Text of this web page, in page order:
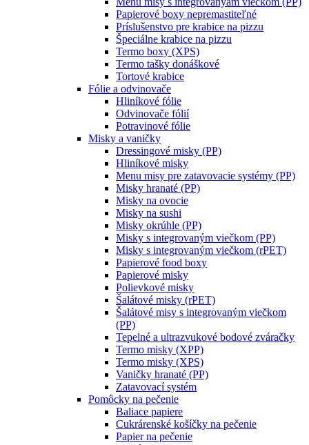
Papierové boxy nepremastiteľné
Príslušenstvo pre krabice na pizzu
Špeciálne krabice na pizzu
Termo boxy (XPS)
Termo tašky donáškové
Tortové krabice
Fólie a odvinovače
Hliníkové fólie
Odvinovače fólií
Potravinové fólie
Misky a vaničky
Dressingové misky (PP)
Hliníkové misky
Menu misy pre zatavovacie systémy (PP)
Misky hranaté (PP)
Misky na ovocie
Misky na sushi
Misky okrúhle (PP)
Misky s integrovaným viečkom (PP)
Misky s integrovaným viečkom (rPET)
Papierové food boxy
Papierové misky
Polievkové misky
Šalátové misky (rPET)
Šalátové misy s integrovaným viečkom
(PP)
Tepelné a ultrazvukové bodové zváračky
Termo misky (XPP)
Termo misky (XPS)
Vaničky hranaté (PP)
Zatavovací systém
Pomôcky na pečenie
Baliace papiere
Cukrárenské košíčky na pečenie
Papier na pečenie